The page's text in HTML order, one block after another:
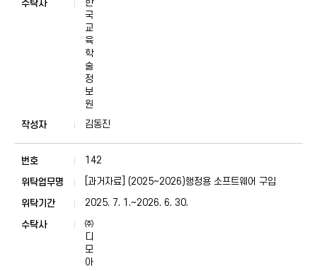
한
국
교
육
학
술
정
보
원
김동진
142
[과거자료] (2025~2026)행정용 소프트웨어 구입
2025. 7. 1.~2026. 6. 30.
㈜
디
모
아